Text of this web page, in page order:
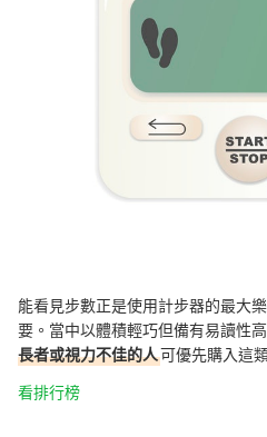
能看見步數正是使用計步器的最大
要。當中以體積輕巧但備有易讀性
長者或視力不佳的人可優先購入這
看排行榜